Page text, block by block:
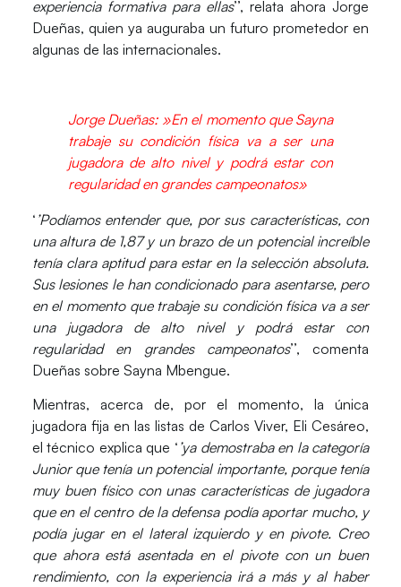
experiencia formativa para ellas’’, relata ahora Jorge
Dueñas, quien ya auguraba un futuro prometedor en
algunas de las internacionales.
Jorge Dueñas: »En el momento que Sayna
trabaje su condición física va a ser una
jugadora de alto nively podrá estar con
regularidad en grandes campeonatos»
‘ ’Podíamos entender que, por sus características, con
una altura de 1,87 y un brazo de un potencial increíble
tenía clara aptitud para estar en la selección absoluta.
Sus lesiones le han condicionado para asentarse, pero
en el momento que trabaje su condición física va a ser
una jugadora de alto nively podrá estar con
regularidad en grandes campeonatos’’, comenta
Dueñas sobre Sayna Mbengue.
Mientras, acerca de, por el momento, la única
jugadora fija en las listas de Carlos Viver, Eli Cesáreo,
el técnico explica que ‘ ’ya demostraba en la categoría
Junior que tenía un potencial importante, porque tenía
muy buen físico con unas características de jugadora
que en el centro de la defensa podía aportar mucho, y
podía jugar en el lateral izquierdo y en pivote. Creo
que ahora está asentada en el pivote con un buen
rendimiento, con la experiencia irá a más y al haber